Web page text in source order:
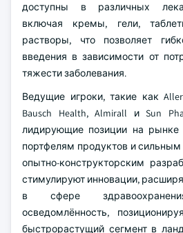
доступны в различных
включая кремы, гели,
растворы, что позволяет
введения в зависимости от
тяжести заболевания.
Ведущие игроки, такие как
Bausch Health, Almirall и Sun
лидирующие позиции на рынке
портфелям продуктов и
опытно-конструкторским
стимулируют инновации,
в сфере
осведомлённость,
быстрорастущий сегмент в